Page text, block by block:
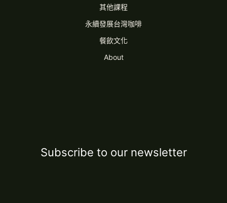
其他課程
永續發展台灣咖啡
餐飲文化
About
Subscribe to our newsletter